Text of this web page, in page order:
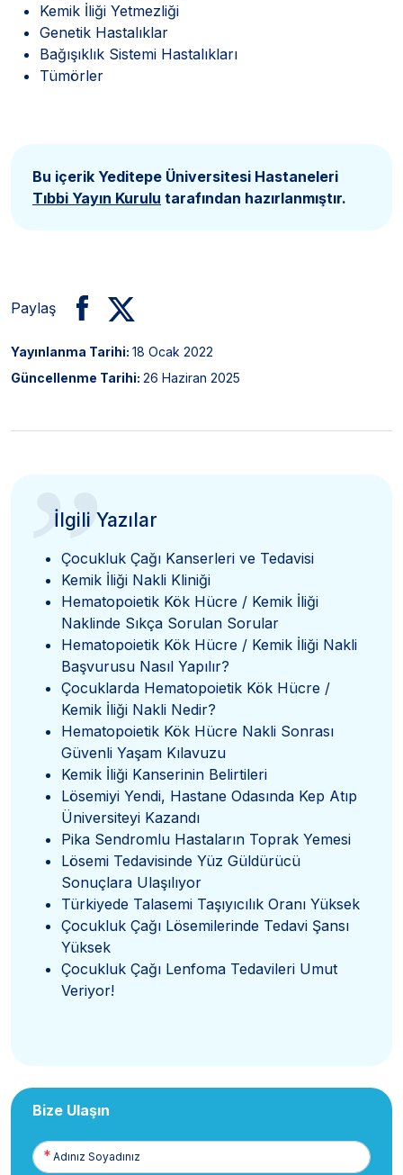
Kemik İliği Yetmezliği
Genetik Hastalıklar
Bağışıklık Sistemi Hastalıkları
Tümörler
Bu içerik Yeditepe Üniversitesi Hastaneleri
Tıbbi Yayın Kurulu tarafından hazırlanmıştır.
Paylaş
Yayınlanma Tarihi: 18 Ocak 2022
Güncellenme Tarihi: 26 Haziran 2025
”
İlgili Yazılar
Çocukluk Çağı Kanserleri ve Tedavisi
Kemik İliği Nakli Kliniği
Hematopoietik Kök Hücre / Kemik İliği
Naklinde Sıkça Sorulan Sorular
Hematopoietik Kök Hücre / Kemik İliği Nakli
Başvurusu Nasıl Yapılır?
Çocuklarda Hematopoietik Kök Hücre /
Kemik İliği Nakli Nedir?
Hematopoietik Kök Hücre Nakli Sonrası
Güvenli Yaşam Kılavuzu
Kemik İliği Kanserinin Belirtileri
Lösemiyi Yendi, Hastane Odasında Kep Atıp
Üniversiteyi Kazandı
Pika Sendromlu Hastaların Toprak Yemesi
Lösemi Tedavisinde Yüz Güldürücü
Sonuçlara Ulaşılıyor
Türkiyede Talasemi Taşıyıcılık Oranı Yüksek
Çocukluk Çağı Lösemilerinde Tedavi Şansı
Yüksek
Çocukluk Çağı Lenfoma Tedavileri Umut
Veriyor!
Bize Ulaşın
Adınız
Soyadınız